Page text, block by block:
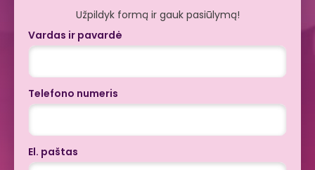
Užpildyk formą ir gauk pasiūlymą!
Vardas ir pavardė
Telefono numeris
El. paštas